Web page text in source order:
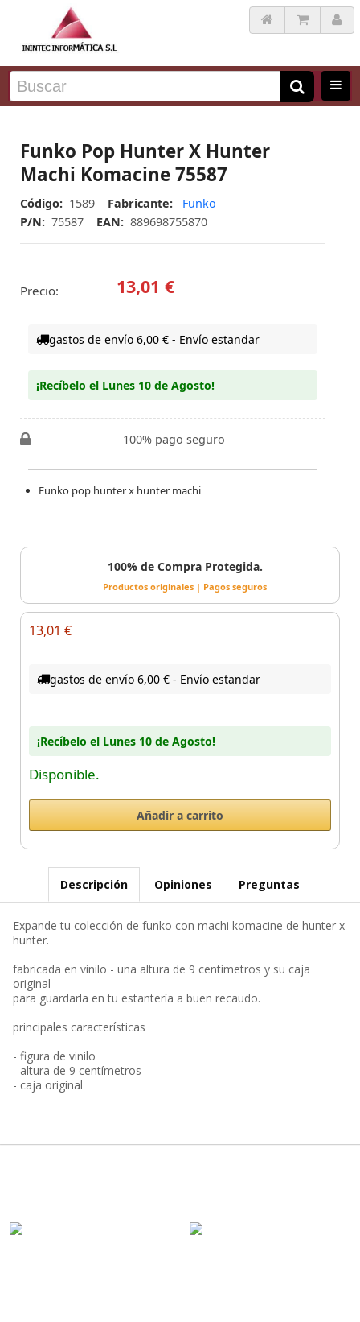
Funko Pop Hunter X Hunter
Machi Komacine 75587
Código: 1589 Fabricante:
Funko
P/N: 75587 EAN: 889698755870
Precio: 13,01 €
gastos de envío 6,00 € - Envío estandar
¡Recíbelo el Lunes 10 de Agosto!
100% pago seguro
Funko pop hunter x hunter machi
100% de Compra Protegida.
Productos originales | Pagos seguros
13,01 €
gastos de envío 6,00 € - Envío estandar
¡Recíbelo el Lunes 10 de Agosto!
Disponible.
Descripción Opiniones Preguntas
Expande tu colección de funko con machi komacine de hunter x
hunter.
fabricada en vinilo - una altura de 9 centímetros y su caja
original
para guardarla en tu estantería a buen recaudo.
principales características
- figura de vinilo
- altura de 9 centímetros
- caja original